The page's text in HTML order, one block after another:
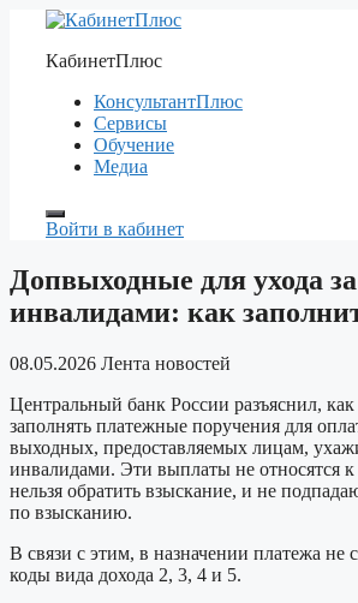
Перейти
содержимому
КабинетПлюс
КонсультантПлюс
Сервисы
Обучение
Медиа
Войти в кабинет
Допвыходные для ухода
инвалидами: как
08.05.2026 Лента новостей
Центральный банк России разъяснил,
заполнять платежные поручения для
выходных, предоставляемых лицам,
инвалидами. Эти выплаты не относятся
нельзя обратить взыскание, и не
по взысканию.
В связи с этим, в назначении платежа не
коды вида дохода 2, 3, 4 и 5.